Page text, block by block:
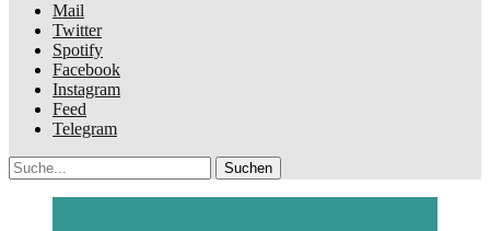
Mail
Twitter
Spotify
Facebook
Instagram
Feed
Telegram
Suche